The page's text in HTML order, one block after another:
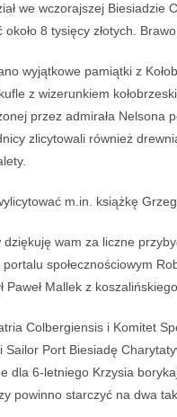
we wczorajszej
8 tysięcy złotych.
wyjątkowe pamiątki z
z wizerunkiem
przez admirała Nelsona
zlicytowali również
m.in. książkę
wam za liczne
społecznościowym
Paweł Mallek z
Colbergiensis i Komitet
Port Biesiadę
dla 6-letniego Krzysia
powinno starczyć na dwa